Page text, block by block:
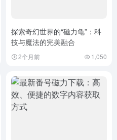
探索奇幻世界的“磁力龟”：科
技与魔法的完美融合
2个月前 1,050